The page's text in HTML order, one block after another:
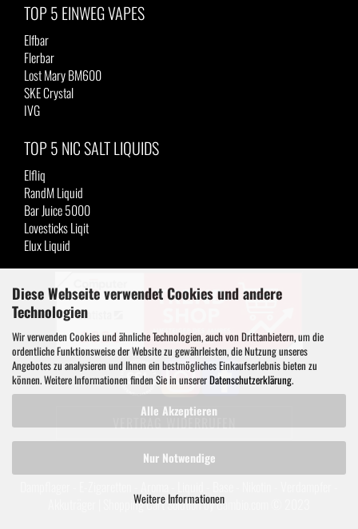
Diese Webseite verwendet Cookies und andere
Technologien
Wir verwenden Cookies und ähnliche Technologien, auch von Drittanbietern, um die
ordentliche Funktionsweise der Website zu gewährleisten, die Nutzung unseres
Angebotes zu analysieren und Ihnen ein bestmögliches Einkaufserlebnis bieten zu
können. Weitere Informationen finden Sie in unsererDatenschutzerklärung.
Alle Akzeptieren
Nur Notwendige
Weitere Informationen
TOP 5 EINWEG VAPES
Elfbar
Flerbar
Lost Mary BM600
SKE Crystal
IVG
TOP 5 NIC SALT LIQUIDS
Elfliq
RandM Liquid
Bar Juice 5000
Lovesticks Liqit
Elux Liquid
VERTRAG WIDERRUFEN
Shopping Cart Solutionby Gambio.com © 2023